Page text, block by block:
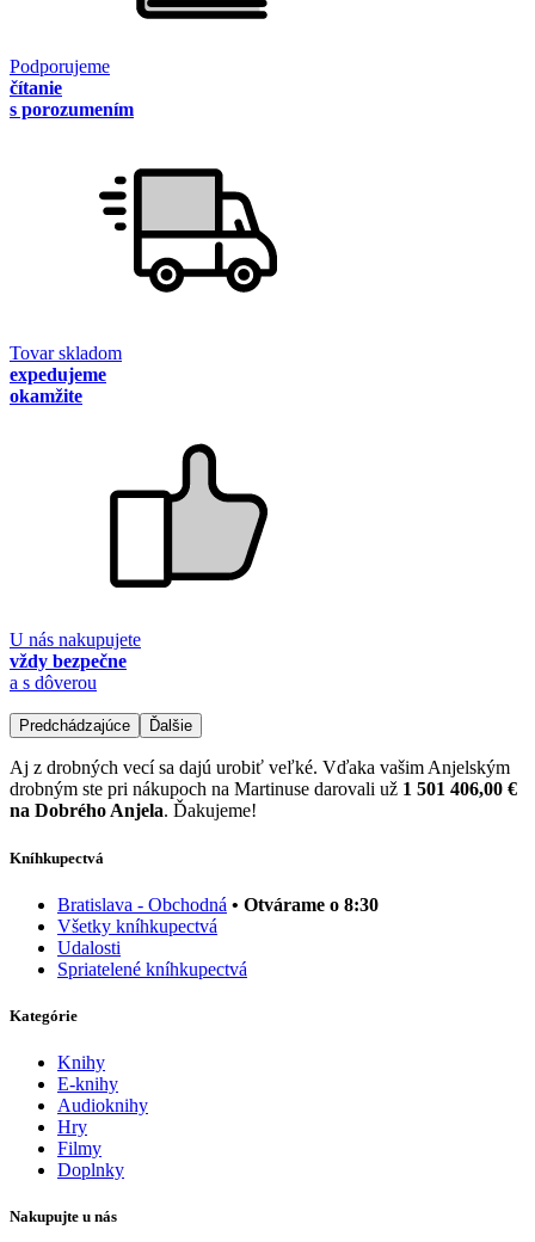
Podporujeme
čítanie
s porozumením
Tovar skladom
expedujeme
okamžite
U nás nakupujete
vždy bezpečne
a s dôverou
Predchádzajúce Ďalšie
Aj z drobných vecí sa dajú urobiť veľké. Vďaka vašim Anjelským
drobným ste pri nákupoch na Martinuse darovali už 1 501 406,00 €
na Dobrého Anjela. Ďakujeme!
Kníhkupectvá
Bratislava - Obchodná • Otvárame o 8:30
Všetky kníhkupectvá
Udalosti
Spriatelené kníhkupectvá
Kategórie
Knihy
E-knihy
Audioknihy
Hry
Filmy
Doplnky
Nakupujte u nás